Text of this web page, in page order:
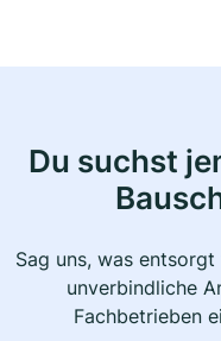
Du suchst
Sag uns, was
unverbindliche
Fachbetrieben